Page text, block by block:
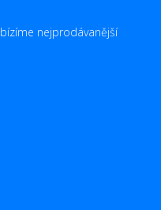
nejprodávanější